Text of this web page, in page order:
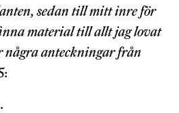
sedan till mitt inre för
material till allt jag lovat
anteckningar från
: